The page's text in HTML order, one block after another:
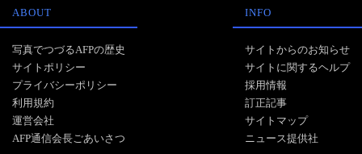
ABOUT
写真でつづるAFPの歴史
サイトポリシー
プライバシーポリシー
利用規約
運営会社
AFP通信会長ごあいさつ
INFO
サイトからのお知らせ
サイトに関するヘルプ
採用情報
訂正記事
サイトマップ
ニュース提供社